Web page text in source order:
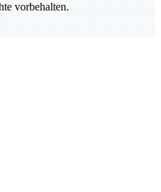
vorbehalten.